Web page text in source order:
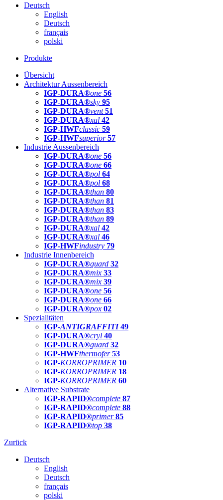
Deutsch
English
Deutsch
français
polski
Produkte
Übersicht
Architektur Aussenbereich
IGP-DURA®one 56
IGP-DURA®sky 95
IGP-DURA®vent 51
IGP-DURA®xal 42
IGP-HWFclassic 59
IGP-HWFsuperior 57
Industrie Aussenbereich
IGP-DURA®one 56
IGP-DURA®one 66
IGP-DURA®pol 64
IGP-DURA®pol 68
IGP-DURA®than 80
IGP-DURA®than 81
IGP-DURA®than 83
IGP-DURA®than 89
IGP-DURA®xal 42
IGP-DURA®xal 46
IGP-HWFindustry 79
Industrie Innenbereich
IGP-DURA®guard 32
IGP-DURA®mix 33
IGP-DURA®mix 39
IGP-DURA®one 56
IGP-DURA®one 66
IGP-DURA®pox 02
Spezialitäten
IGP-ANTIGRAFFITI49
IGP-DURA®cryl 40
IGP-DURA®guard 32
IGP-HWFthermofer 53
IGP-KORROPRIMER 10
IGP-KORROPRIMER 18
IGP-KORROPRIMER 60
Alternative Substrate
IGP-RAPID®complete 87
IGP-RAPID®complete 88
IGP-RAPID®primer 85
IGP-RAPID®top 38
Zurück
Deutsch
English
Deutsch
français
polski